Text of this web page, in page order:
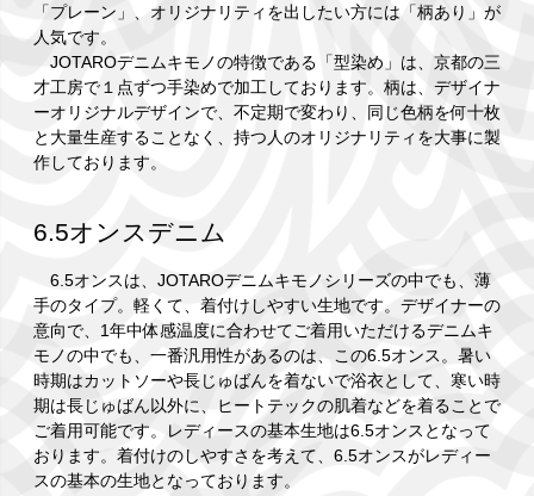
「プレーン」、オリジナリティを出したい方には「柄あり」が
人気です。
JOTAROデニムキモノの特徴である「型染め」は、京都の三
才工房で１点ずつ手染めで加工しております。柄は、デザイナ
ーオリジナルデザインで、不定期で変わり、同じ色柄を何十枚
と大量生産することなく、持つ人のオリジナリティを大事に製
作しております。
6.5オンスデニム
6.5オンスは、JOTAROデニムキモノシリーズの中でも、薄
手のタイプ。軽くて、着付けしやすい生地です。デザイナーの
意向で、1年中体感温度に合わせてご着用いただけるデニムキ
モノの中でも、一番汎用性があるのは、この6.5オンス。暑い
時期はカットソーや長じゅばんを着ないで浴衣として、寒い時
期は長じゅばん以外に、ヒートテックの肌着などを着ることで
ご着用可能です。レディースの基本生地は6.5オンスとなって
おります。着付けのしやすさを考えて、6.5オンスがレディー
スの基本の生地となっております。